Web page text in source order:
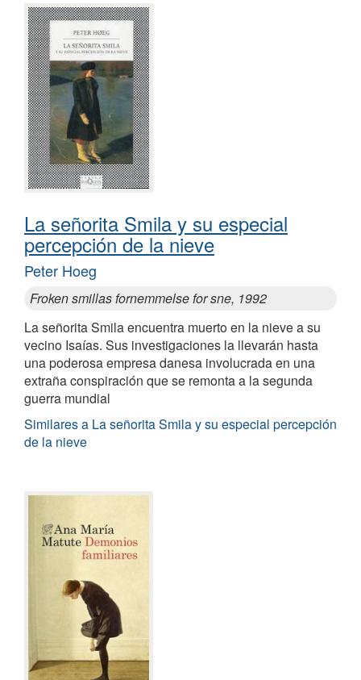
La señorita Smila y su especial
percepción de la nieve
Peter Hoeg
Froken smillas fornemmelse for sne, 1992
La señorita Smila encuentra muerto en la nieve a su
vecino Isaías. Sus investigaciones la llevarán hasta
una poderosa empresa danesa involucrada en una
extraña conspiración que se remonta a la segunda
guerra mundial
Similares a La señorita Smila y su especial percepción
de la nieve